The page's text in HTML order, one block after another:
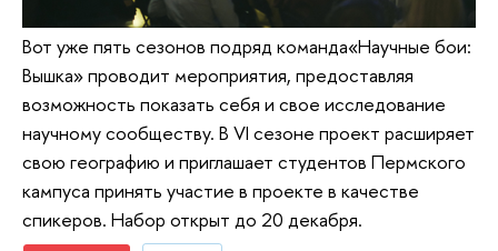
Вот уже пять сезонов подряд команда«Научные бои:
Вышка» проводит мероприятия, предоставляя
возможность показать себя и свое исследование
научному сообществу. В VI сезоне проект расширяет
свою географию и приглашает студентов Пермского
кампуса принять участие в проекте в качестве
спикеров. Набор открыт до 20 декабря.